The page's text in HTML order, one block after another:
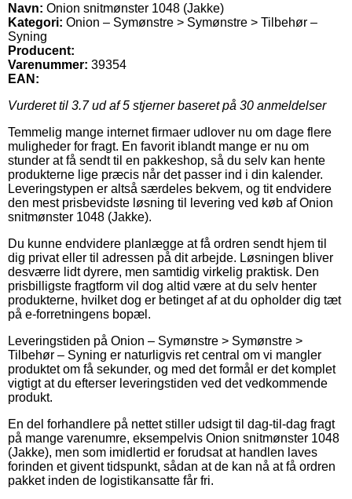
Navn: Onion snitmønster 1048 (Jakke)
Kategori: Onion – Symønstre > Symønstre > Tilbehør –
Syning
Producent:
Varenummer: 39354
EAN:
Vurderet til 3.7ud af 5 stjerner baseret på 30 anmeldelser
Temmelig mange internet firmaer udlover nu om dage flere
muligheder for fragt. En favorit iblandt mange er nu om
stunder at få sendt til en pakkeshop, så du selv kan hente
produkterne lige præcis når det passer ind i din kalender.
Leveringstypen er altså særdeles bekvem, og tit endvidere
den mest prisbevidste løsning til levering ved køb af Onion
snitmønster 1048 (Jakke).
Du kunne endvidere planlægge at få ordren sendt hjem til
dig privat eller til adressen på dit arbejde. Løsningen bliver
desværre lidt dyrere, men samtidig virkelig praktisk. Den
prisbilligste fragtform vil dog altid være at du selv henter
produkterne, hvilket dog er betinget af at du opholder dig tæt
på e-forretningens bopæl.
Leveringstiden på Onion – Symønstre > Symønstre >
Tilbehør – Syning er naturligvis ret central om vi mangler
produktet om få sekunder, og med det formål er det komplet
vigtigt at du efterser leveringstiden ved det vedkommende
produkt.
En del forhandlere på nettet stiller udsigt til dag-til-dag fragt
på mange varenumre, eksempelvis Onion snitmønster 1048
(Jakke), men som imidlertid er forudsat at handlen laves
forinden et givent tidspunkt, sådan at de kan nå at få ordren
pakket inden de logistikansatte får fri.